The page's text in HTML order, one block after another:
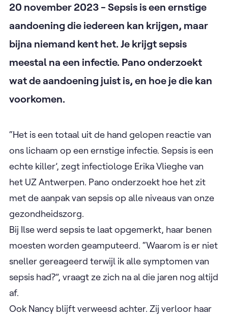
20 november 2023 - Sepsis is een ernstige
aandoening die iedereen kan krijgen, maar
bijna niemand kent het. Je krijgt sepsis
meestal na een infectie. Pano onderzoekt
wat de aandoening juist is, en hoe je die kan
voorkomen.
“Het is een totaal uit de hand gelopen reactie van
ons lichaam op een ernstige infectie. Sepsis is een
echte killer’, zegt infectiologe Erika Vlieghe van
het UZ Antwerpen. Pano onderzoekt hoe het zit
met de aanpak van sepsis op alle niveaus van onze
gezondheidszorg.
Bij Ilse werd sepsis te laat opgemerkt, haar benen
moesten worden geamputeerd. “Waarom is er niet
sneller gereageerd terwijl ik alle symptomen van
sepsis had?”, vraagt ze zich na al die jaren nog altijd
af.
Ook Nancy blijft verweesd achter. Zij verloor haar